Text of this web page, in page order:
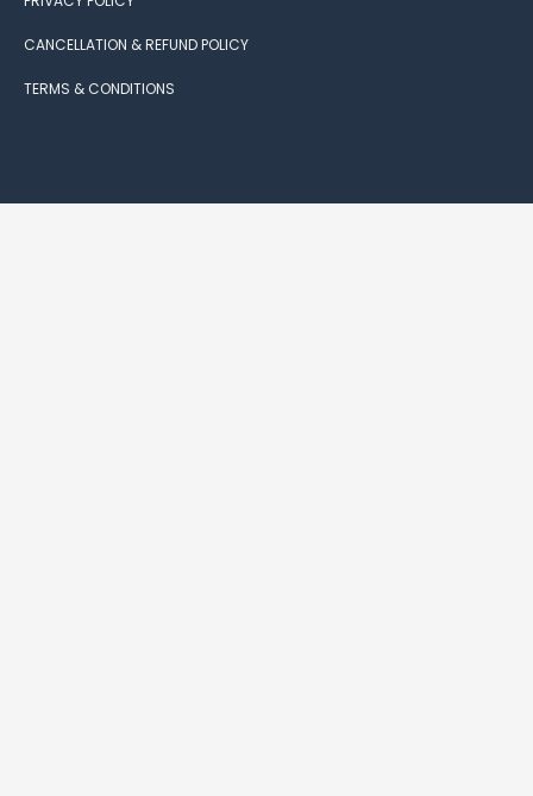
CANCELLATION & REFUND POLICY
TERMS & CONDITIONS